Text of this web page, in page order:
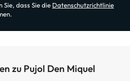
dass Sie die Datenschutzrichtlinie
zu Pujol Den Miquel